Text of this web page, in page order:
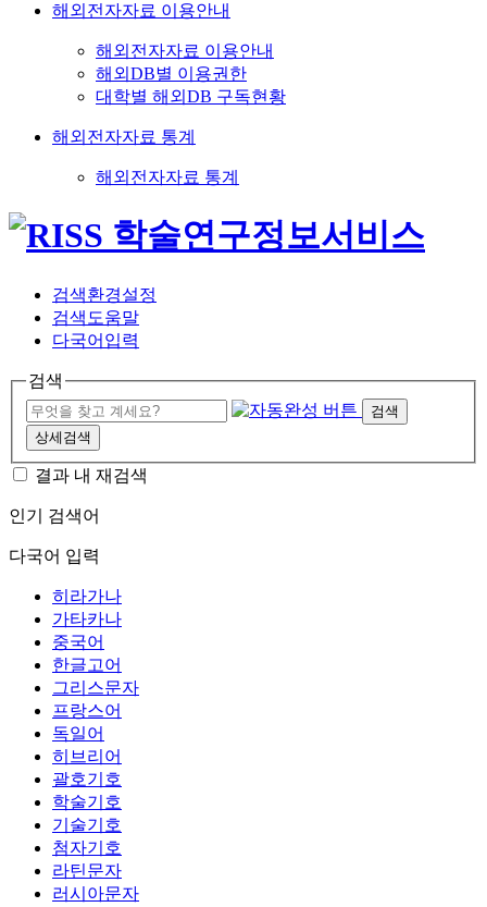
해외전자자료 이용안내
해외전자자료 이용안내
해외DB별 이용권한
대학별 해외DB 구독현황
해외전자자료 통계
해외전자자료 통계
검색환경설정
검색도움말
다국어입력
검색
검색
상세검색
결과 내 재검색
인기 검색어
다국어 입력
히라가나
가타카나
중국어
한글고어
그리스문자
프랑스어
독일어
히브리어
괄호기호
학술기호
기술기호
첨자기호
라틴문자
러시아문자